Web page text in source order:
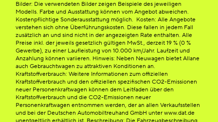
Bilder: Die verwendeten Bilder zeigen Beispiele des jeweiligen
Modells. Farbe und Ausstattung können vom Angebot abweichen.
Kostenpflichtige Sonderausstattung möglich. Kosten: Alle Angebote
verstehen sich ohne Überführungskosten. Diese fallen in jedem Fall
zusätzlich an und sind nicht in der angezeigten Rate enthalten. Alle
Preise inkl. der jeweils gesetzlich gültigen MwSt., derzeit 19 % (0 %
Gewerbe), zu einer Laufleistung von 10.000 km/Jahr. Laufzeit und
Anzahlung können variieren. Hinweis: Neben Neuwagen bietet Allane
auch Gebrauchtwagen zu attraktiven Konditionen an.
Kraftstoffverbrauch: Weitere Informationen zum offiziellen
Kraftstoffverbrauch und den offiziellen spezifischen CO2-Emissionen
neuer Personenkraftwagen können dem Leitfaden über den
Kraftstoffverbrauch und die CO2-Emissionen neuer
Personenkraftwagen entnommen werden, der an allen Verkaufsstellen
und bei der Deutschen Automobiltreuhand GmbH unter www.dat.de